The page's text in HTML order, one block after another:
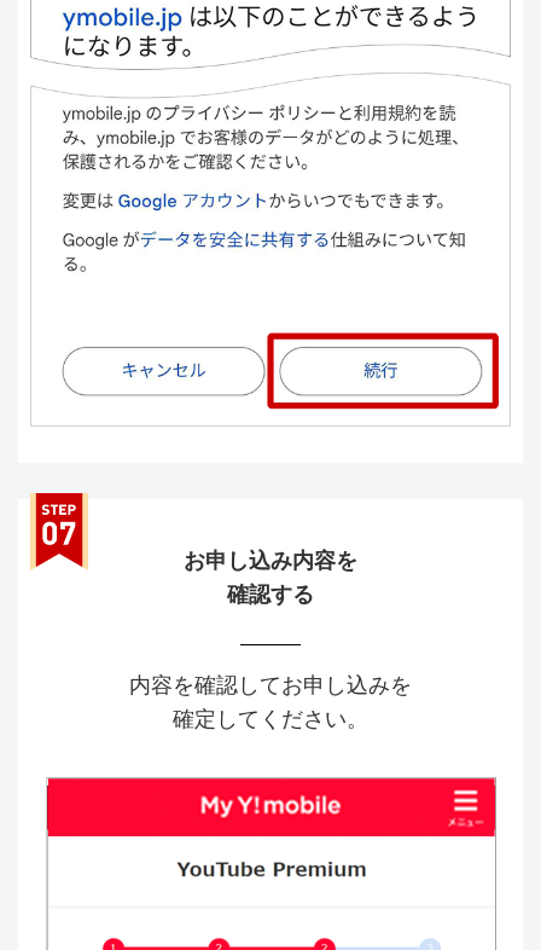
お申し込み内容を
確認する
内容を確認してお申し込みを
確定してください。